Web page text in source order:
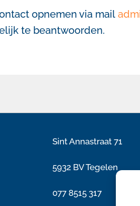
opnemen via mail
te beantwoorden.
Sint Annastraat 71
5932 BV Tegelen
077 8515 317